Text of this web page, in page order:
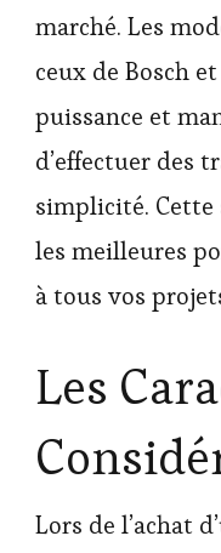
marché. Les
ceux de Bosch
puissance et
d’effectuer des
simplicité. Cette
les meilleures
à tous vos
Les
Lors de l’achat